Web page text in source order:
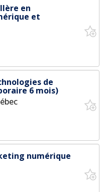
en
et
de
6 mois)
numérique